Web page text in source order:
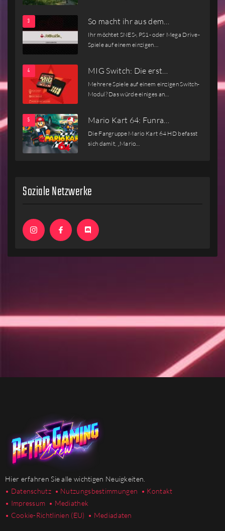
So macht ihr aus dem…
Ihr möchtet SNES-, PS1- oder Mega Drive-
Spiele auf einem einzigen…
MIG Switch: Die erst…
Mehrere Spiele auf einem einzigen Switch-
Modul? Das würde einiges an…
Mario Kart 64: Funra…
Die Fangruppe Mario Kart 64 HD befasst
sich damit, „Mario…
Soziale Netzwerke
Hier erfahren Sie alle wichtigen Neuigkeiten.
• Datenschutz • Nutzungsbestimmungen • Kontakt
• Impressum • Mediathek
• Cookie-Richtlinien (EU) • Mediadaten